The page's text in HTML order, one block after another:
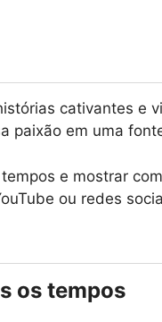
cativantes e
paixão em uma
e mostrar
ou redes
os tempos